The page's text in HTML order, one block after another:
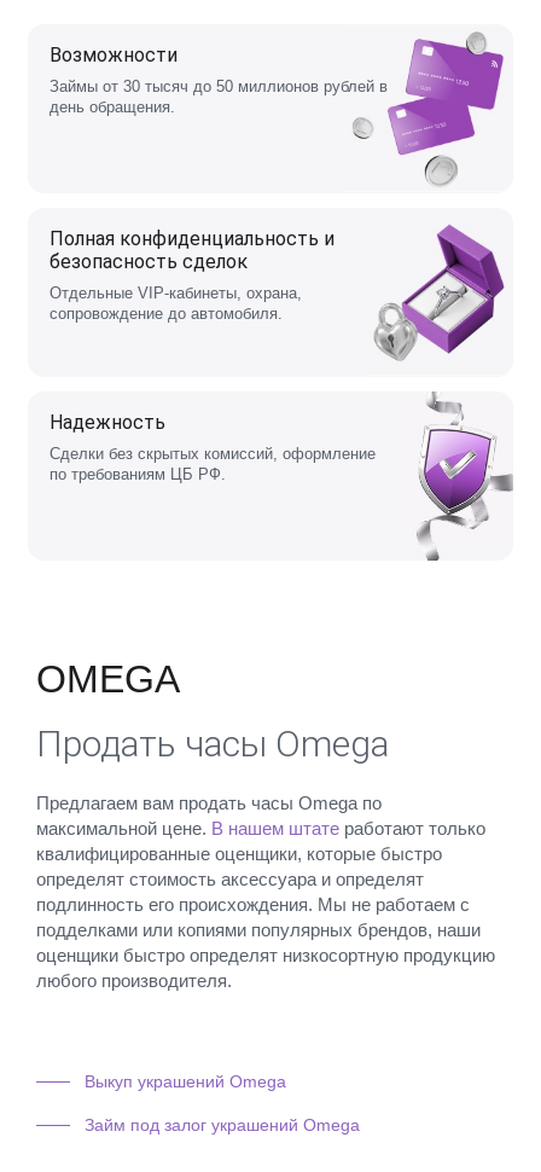
Возможности
Займы от 30 тысяч до 50 миллионов рублей в
день обращения.
Полная конфиденциальность и
безопасность сделок
Отдельные VIP-кабинеты, охрана,
сопровождение до автомобиля.
Надежность
Сделки без скрытых комиссий, оформление
по требованиям ЦБ РФ.
OMEGA
Продать часы Omega
Предлагаем вам продать часы Omega по
максимальной цене. В нашем штате работают только
квалифицированные оценщики, которые быстро
определят стоимость аксессуара и определят
подлинность его происхождения. Мы не работаем с
подделками или копиями популярных брендов, наши
оценщики быстро определят низкосортную продукцию
любого производителя.
Выкуп украшений Omega
Займ под залог украшений Omega